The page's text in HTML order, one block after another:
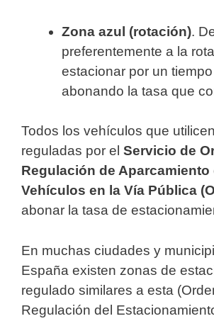
Zona azul (rotación).
preferentemente a la
estacionar por un
abonando la tasa que
Todos los vehículos que
reguladas por el Servicio de
Regulación de Aparcamiento
Vehículos en la Vía Pública
abonar la tasa de
En muchas ciudades y
España existen zonas de
regulado similares a esta
Regulación del